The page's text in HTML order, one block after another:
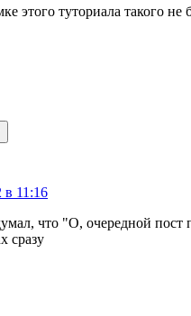
этого туториала такого не
в 11:16
что "О, очередной пост
сразу